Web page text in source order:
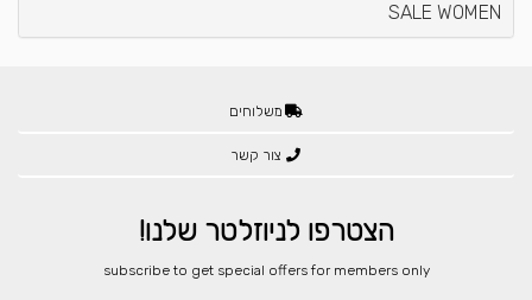
SALE WOMEN
משלוחים
צור קשר
הצטרפו לניוזלטר שלנו!
​subscribe to get special offers for members only